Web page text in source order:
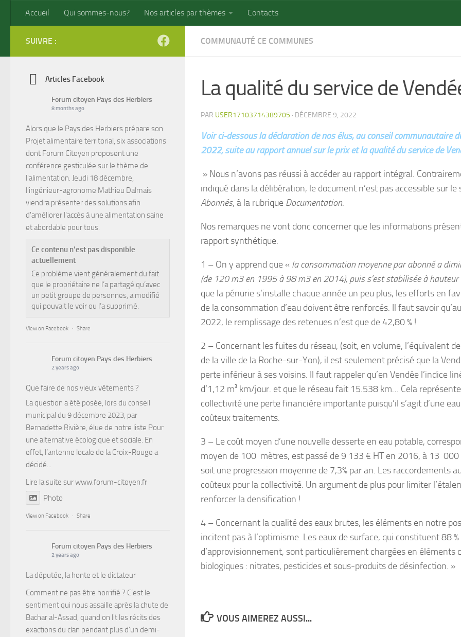
Skip to content
Accueil Qui sommes-nous? Nos articles par thèmes Contacts
COMMUNAUTÉ CE COMMUNES
La qualité du service de
PAR USER17103714389705 · DÉCEMBRE 9, 2022
Voir ci-dessous la déclaration de nos élus, au conseil communautaire
2022, suite au rapport annuel sur le prix et la qualité du service de
» Nous n’avons pas réussi à accéder au rapport intégral.
indiqué dans la délibération, le document n’est pas accessible sur le
Abonnés, à la rubrique Documentation.
Nos remarques ne vont donc concerner que les informations
rapport synthétique.
1 – On y apprend que « la consommation moyenne par abonné a
(de 120 m3 en 1995 à 98 m3 en 2014), puis s’est stabilisée à
que la pénurie s’installe chaque année un peu plus, les efforts en
de la consommation d’eau doivent être renforcés. Il faut savoir
2022, le remplissage des retenues n’est que de 42,80 % !
2 – Concernant les fuites du réseau, (soit, en volume, l’équivalent
de la ville de la Roche-sur-Yon), il est seulement précisé que la
perte inférieur à ses voisins. Il faut rappeler qu’en Vendée l’indice
d’1,12 m³ km/jour. et que le réseau fait 15.538 km… Cela
collectivité une perte financière importante puisqu’il s’agit d’une
coûteux traitements.
3 – Le coût moyen d’une nouvelle desserte en eau potable,
moyen de 100 mètres, est passé de 9 133 € HT en 2016, à 13
soit une progression moyenne de 7,3% par an. Les raccordements
coûteux pour la collectivité. Un argument de plus pour limiter
renforcer la densification !
4 – Concernant la qualité des eaux brutes, les éléments en notre
incitent pas à l’optimisme. Les eaux de surface, qui constituent 88
d’approvisionnement, sont particulièrement chargées en éléments
biologiques : nitrates, pesticides et sous-produits de désinfection. »
VOUS AIMEREZ AUSSI...
SUIVRE :
Articles Facebook
Forum citoyen Pays des Herbiers
8 months ago
Alors que le Pays des Herbiers prépare son
Projet alimentaire territorial, six associations
dont Forum Citoyen proposent une
conférence gesticulée sur le thème de
l'alimentation. Jeudi 18 décembre,
l'ingénieur-agronome Mathieu Dalmais
viendra présenter des solutions afin
d'améliorer l'accès à une alimentation saine
et abordable pour tous.
Ce contenu n’est pas disponible
actuellement
Ce problème vient généralement du fait
que le propriétaire ne l’a partagé qu’avec
un petit groupe de personnes, a modifié
qui pouvait le voir ou l’a supprimé.
View on Facebook · Share
Forum citoyen Pays des Herbiers
2 years ago
Que faire de nos vieux vêtements ?
La question a été posée, lors du conseil
municipal du 9 décembre 2023, par
Bernadette Rivière, élue de notre liste Pour
une alternative écologique et sociale. En
effet, l’antenne locale de la Croix-Rouge a
décidé...
Lire la suite surwww.forum-citoyen.fr
Photo
View on Facebook · Share
Forum citoyen Pays des Herbiers
2 years ago
La députée, la honte et le dictateur
Comment ne pas être horrifié ? C’est le
sentiment qui nous assaille après la chute de
Bachar al-Assad, quand on lit les récits des
exactions du clan pendant plus d’un demi-